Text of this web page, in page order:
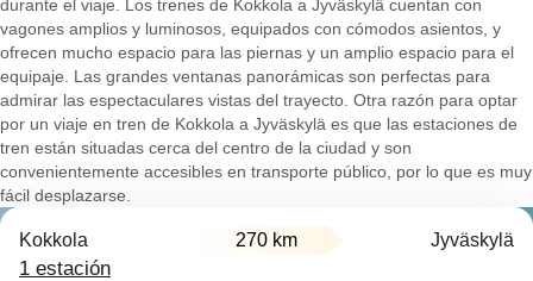
durante el viaje. Los trenes de Kokkola a Jyväskylä cuentan con
vagones amplios y luminosos, equipados con cómodos asientos, y
ofrecen mucho espacio para las piernas y un amplio espacio para el
equipaje. Las grandes ventanas panorámicas son perfectas para
admirar las espectaculares vistas del trayecto. Otra razón para optar
por un viaje en tren de Kokkola a Jyväskylä es que las estaciones de
tren están situadas cerca del centro de la ciudad y son
convenientemente accesibles en transporte público, por lo que es muy
fácil desplazarse.
Kokkola 270 km Jyväskylä
1 estación